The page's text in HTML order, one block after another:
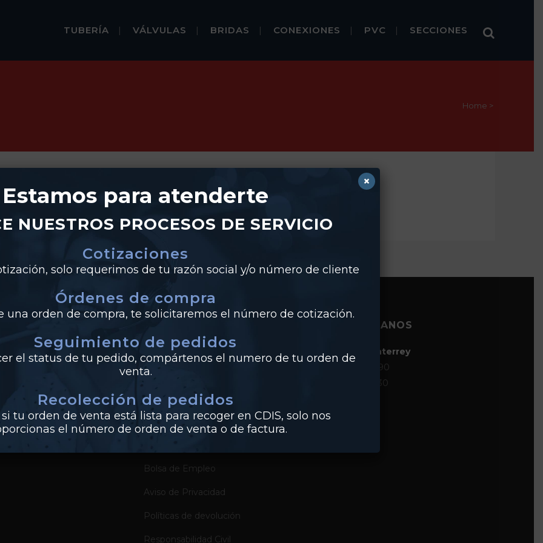
TUBERÍA VÁLVULAS BRIDAS CONEXIONES PVC SECCIONES
Home >
Sobre Industrias Miller
Certificados de Productos
Catálogos de Productos
Preguntas Frecuentes
Bolsa de Empleo
Aviso de Privacidad
Políticas de devolución
Responsabilidad Civil
CONTÁCTANOS
Matriz | Monterrey
(81) 8124-0890
(81) 8124-0930
Estamos para atenderte
NUESTROS PROCESOS DE SERVICIO
Cotizaciones
solo requerimos de tu razón social y/o número de cliente
Órdenes de compra
una orden de compra, te solicitaremos el número de cotización.
Seguimiento de pedidos
el status de tu pedido, compártenos el numero de tu orden de
venta.
Recolección de pedidos
tu orden de venta está lista para recoger en CDIS, solo nos
el número de orden de venta o de factura.
×